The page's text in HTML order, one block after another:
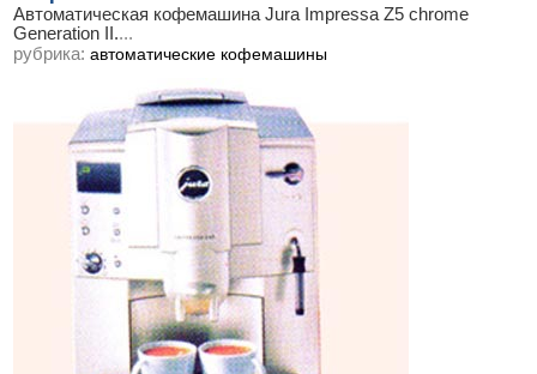
Автоматическая кофемашина Jura Impressa Z5 chrome
Generation II....
рубрика: автоматические кофемашины